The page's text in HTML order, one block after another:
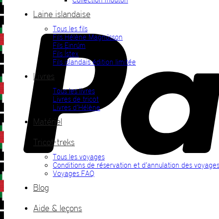
Laine islandaise
Tous les fils
Fils Hélène Magnússon
Fils Einrúm
Fils Ístex
Fils islandais édition limitée
Livres
Tous les livres
Livres de tricot
Livres d’Hélène
Matériel
Tricot-treks
Tous les voyages
Conditions de réservation et d’annulation des voyages
Voyages FAQ
Blog
Aide & leçons